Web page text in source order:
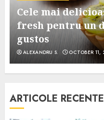
Cele mai
fresh pentru un
gustos
ALEXANDRU S. OCTOBER
ARTICOLE RECENTE